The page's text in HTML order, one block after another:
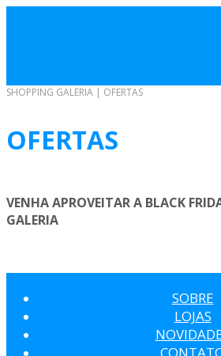
SHOPPING GALERIA | OFERTAS
OFERTAS
VENHA APROVEITAR A BLACK
GALERIA
SOBRE
LOJAS